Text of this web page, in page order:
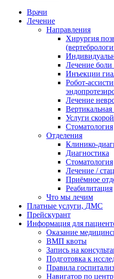
Врачи
Лечение
Направления
Хирургия
Лечение боли
Инъекции
Робот-
Лечение
Услуги
Стоматология
Отделения
Клинико-
Диагностика
Стоматология
Лечение /
Приёмное
Реабилитация
Что мы лечим
Платные услуги, ДМС
Прейскурант
Информация для
Оказание
ВМП квоты
Запись на
Подготовка к
Правила
Навигатор по